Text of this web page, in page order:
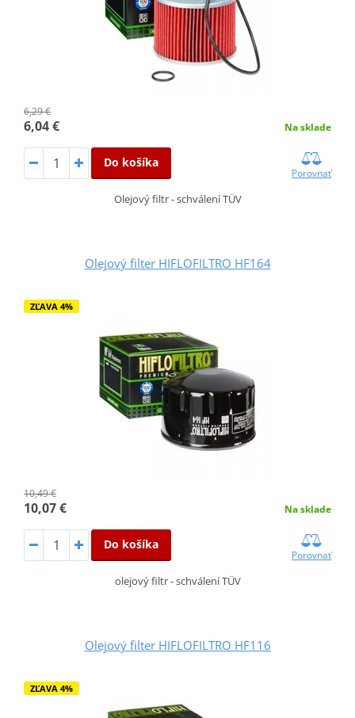
6,29 €
6,04 € Na sklade
Do košíka
Porovnať
Olejový filtr - schválení TÜV
Olejový filter HIFLOFILTRO HF164
ZĽAVA 4%
10,49 €
10,07 € Na sklade
Do košíka
Porovnať
olejový filtr - schválení TÜV
Olejový filter HIFLOFILTRO HF116
ZĽAVA 4%